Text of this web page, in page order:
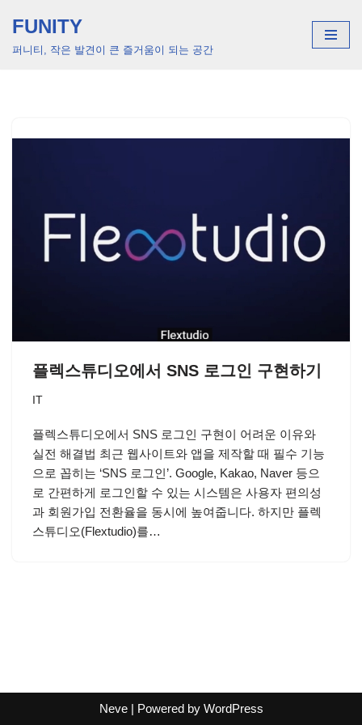
콘
너
FUNITY
퍼니티, 작은 발견이 큰 즐거움이 되는 공간
플렉스튜디오에서 SNS 로그인 구현하기
IT
플렉스튜디오에서 SNS 로그인 구현이 어려운 이유와
실전 해결법 최근 웹사이트와 앱을 제작할 때 필수 기능
으로 꼽히는 ‘SNS 로그인’. Google, Kakao, Naver 등으
로 간편하게 로그인할 수 있는 시스템은 사용자 편의성
과 회원가입 전환율을 동시에 높여줍니다. 하지만 플렉
스튜디오(Flextudio)를…
Neve| Powered by WordPress